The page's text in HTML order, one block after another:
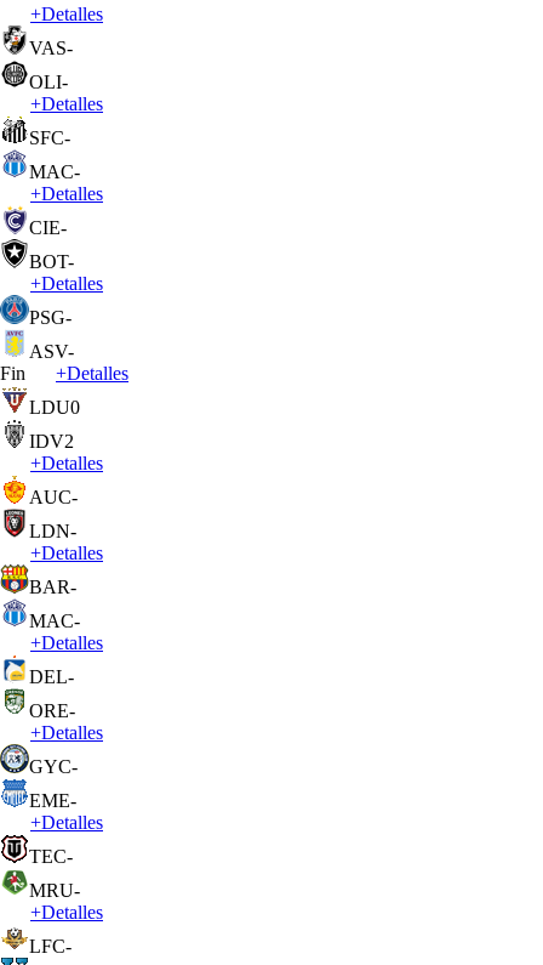
+Detalles
VAS-
OLI-
+Detalles
SFC-
MAC-
+Detalles
CIE-
BOT-
+Detalles
PSG-
ASV-
Fin
+Detalles
LDU0
IDV2
+Detalles
AUC-
LDN-
+Detalles
BAR-
MAC-
+Detalles
DEL-
ORE-
+Detalles
GYC-
EME-
+Detalles
TEC-
MRU-
+Detalles
LFC-